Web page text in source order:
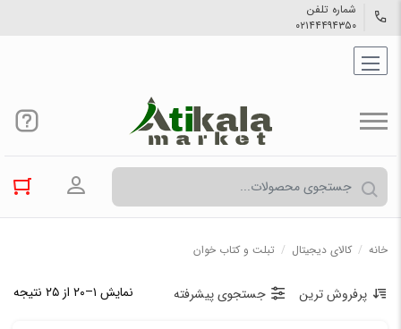
شماره تلفن
۰۲۱۴۴۴۹۴۳۵۰
ورود به
خانه / کالاي دیجیتال / تبلت و کتاب خوان
نمایش ۱–۲۰ از ۲۵ نتیجه پرفروش ترین جستجوی پیشرفته